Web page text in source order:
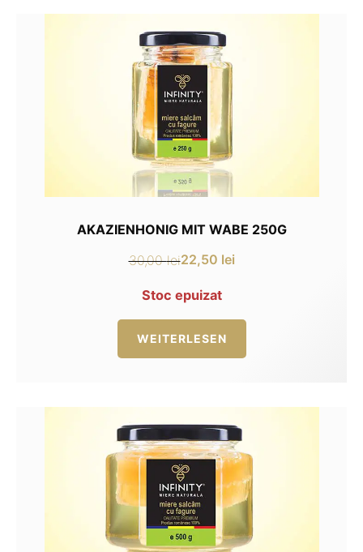
AKAZIENHONIG MIT WABE 250G
30,00lei
Ursprünglicher
Preis
22,50 lei
Aktueller
Preis
Stoc epuizat
WEITERLESEN